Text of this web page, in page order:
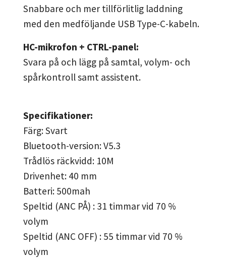
Snabbare och mer tillförlitlig laddning
med den medföljande USB Type-C-kabeln.
HC-mikrofon + CTRL-panel:
Svara på och lägg på samtal, volym- och
spårkontroll samt assistent.
Specifikationer:
Färg: Svart
Bluetooth-version: V5.3
Trådlös räckvidd: 10M
Drivenhet: 40 mm
Batteri: 500mah
Speltid (ANC PÅ) : 31 timmar vid 70 %
volym
Speltid (ANC OFF) : 55 timmar vid 70 %
volym